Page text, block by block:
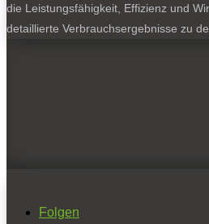
die Leistungsfähigkeit, Effizienz und
detaillierte Verbrauchsergebnisse zu
Folgen